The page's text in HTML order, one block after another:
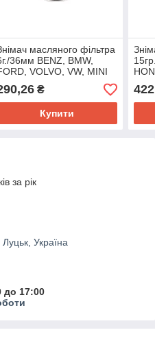
масляного фільтра
36мм BENZ, BMW,
VOLVO, VW, MINI
₴
Купити
за рік
Україна
до 17:00